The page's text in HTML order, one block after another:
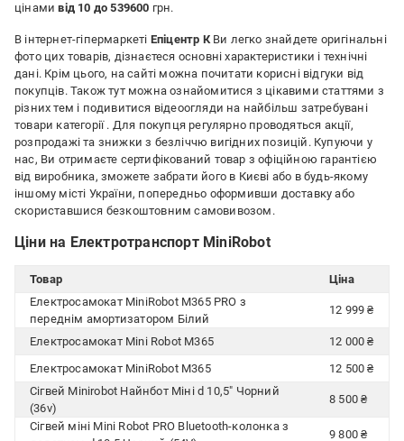
цінамивід 10 до 539600 грн.
В інтернет-гіпермаркеті Епіцентр КВи легко знайдете оригінальні
фото цих товарів, дізнаєтеся основні характеристики і технічні
дані. Крім цього, на сайті можна почитати корисні відгуки від
покупців. Також тут можна ознайомитися з цікавими статтями з
різних тем і подивитися відеоогляди на найбільш затребувані
товари категорії . Для покупця регулярно проводяться акції,
розпродажі та знижки з безліччю вигідних позицій. Купуючи у
нас, Ви отримаєте сертифікований товар з офіційною гарантією
від виробника, зможете забрати його в Києві або в будь-якому
іншому місті України, попередньо оформивши доставку або
скориставшися безкоштовним самовивозом.
Ціни на Електротранспорт MiniRobot
Товар
Ціна
Електросамокат MiniRobot M365 PRO з
переднім амортизатором Білий
12 999 ₴
Електросамокат Mini Robot M365
12 000 ₴
Електросамокат MiniRobot M365
12 500 ₴
Сігвей Minirobot Найнбот Міні d 10,5" Чорний
(36v)
8 500 ₴
Сігвей міні Mini Robot PRO Bluetooth-колонка з
9 800 ₴